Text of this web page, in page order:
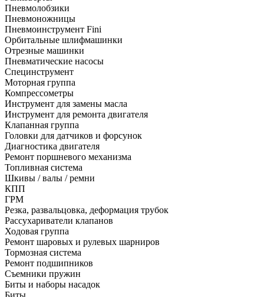
Пневмолобзики
Пневмоножницы
Пневмоинструмент Fini
Орбитальные шлифмашинки
Отрезные машинки
Пневматические насосы
Специнструмент
Моторная группа
Компрессометры
Инструмент для замены масла
Инструмент для ремонта двигателя
Клапанная группа
Головки для датчиков и форсунок
Диагностика двигателя
Ремонт поршневого механизма
Топливная система
Шкивы / валы / ремни
КПП
ГРМ
Резка, развальцовка, деформация трубок
Рассухариватели клапанов
Ходовая группа
Ремонт шаровых и рулевых шарниров
Тормозная система
Ремонт подшипников
Съемники пружин
Биты и наборы насадок
Биты